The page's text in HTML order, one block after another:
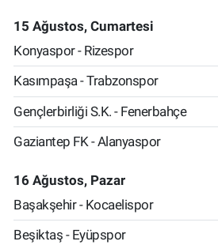
15 Ağustos, Cumartesi
Konyaspor - Rizespor
Kasımpaşa - Trabzonspor
Gençlerbirliği S.K. - Fenerbahçe
Gaziantep FK - Alanyaspor
16 Ağustos, Pazar
Başakşehir - Kocaelispor
Beşiktaş - Eyüpspor